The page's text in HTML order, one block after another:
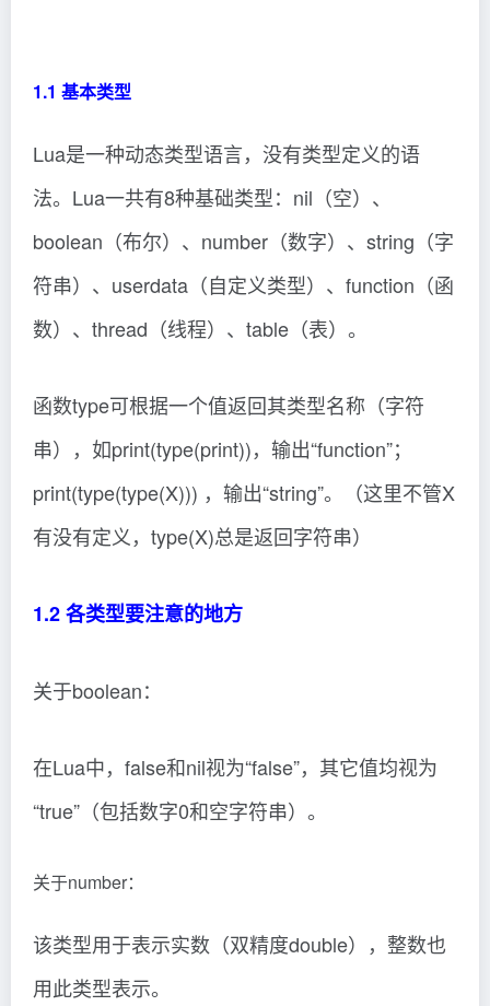
1.1 基本类型
Lua是一种动态类型语言，没有类型定义的语
法。Lua一共有8种基础类型：nil（空）、
boolean（布尔）、number（数字）、string（字
符串）、userdata（自定义类型）、function（函
数）、thread（线程）、table（表）。
函数type可根据一个值返回其类型名称（字符
串），如print(type(print))，输出“function”；
print(type(type(X))) ，输出“string”。（这里不管X
有没有定义，type(X)总是返回字符串）
1.2 各类型要注意的地方
关于boolean：
在Lua中，false和nil视为“false”，其它值均视为
“true”（包括数字0和空字符串）。
关于number：
该类型用于表示实数（双精度double），整数也
用此类型表示。